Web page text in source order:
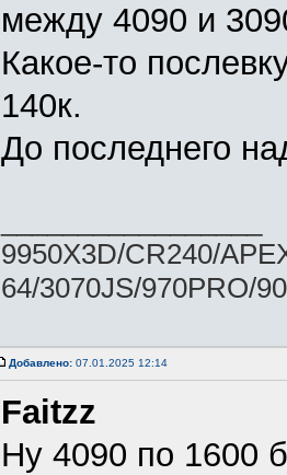
между 4090 и
Какое-то
140к.
До последнего
9950X3D/CR240/
64/3070JS/970PRO/
Добавлено: 07.01.2025 12:14
Faitzz
Ну 4090 по 1600